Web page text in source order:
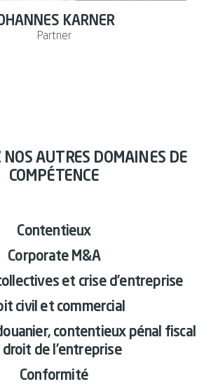
KARNER
Partner
NOS AUTRES DOMAINES DE
COMPÉTENCE
Contentieux
Corporate M&A
et crise d’entreprise
civil et commercial
contentieux pénal fiscal
de l’entreprise
Conformité